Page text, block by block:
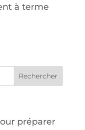
à terme
préparer